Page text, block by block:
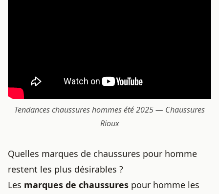
Tendances chaussures hommes été 2025 — Chaussures
Rioux
Quelles marques de chaussures pour homme
restent les plus désirables ?
Les marques de chaussures pour homme les